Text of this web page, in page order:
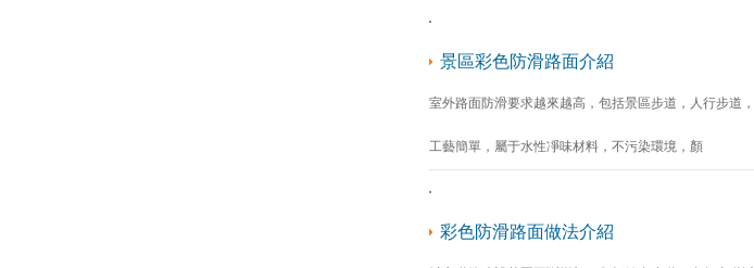
景區彩色防滑路面介紹
室外路面防滑要求越來越高，包括景區步道，人行步道
工藝簡單，屬于水性凈味材料，不污染環境，顏
彩色防滑路面做法介紹